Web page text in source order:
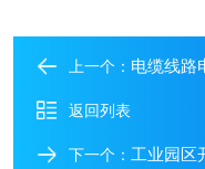
上一个： 电缆线路
返回列表
下一个： 工业园区